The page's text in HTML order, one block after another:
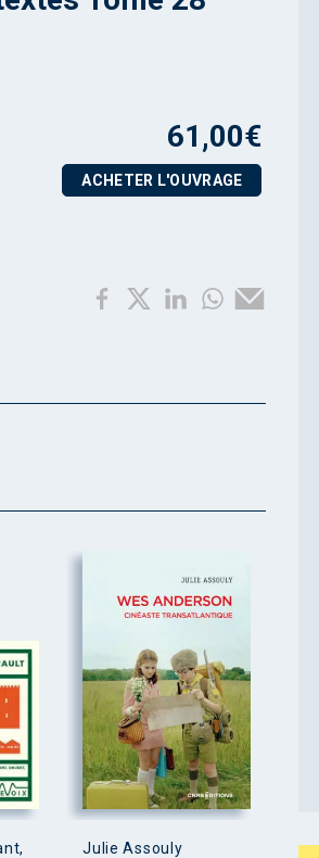
61,00€
ACHETER L'OUVRAGE
Julie Assouly